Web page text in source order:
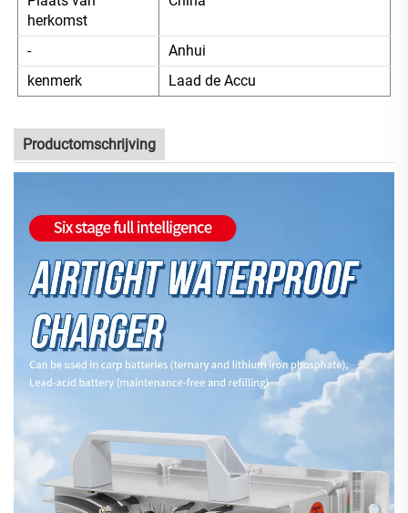
herkomst
-
Anhui
kenmerk
Laad de Accu
Productomschrijving